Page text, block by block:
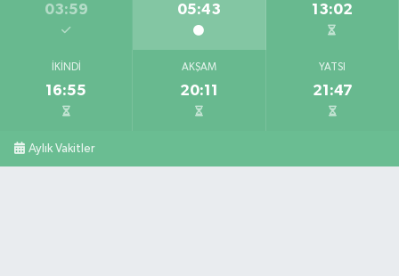
03:59 05:43 13:02
İKINDI
16:55
AKŞAM
20:11
YATSI
21:47
Aylık Vakitler